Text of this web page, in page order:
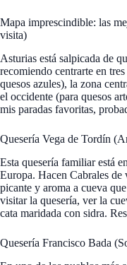
Mapa imprescindible: las
visita)
Asturias está salpicada de
recomiendo centrarte en
quesos azules), la zona
el occidente (para quesos
mis paradas favoritas,
Quesería Vega de Tordín
Esta quesería familiar está
Europa. Hacen Cabrales de
picante y aroma a cueva
visitar la quesería, ver la
cata maridada con sidra.
Quesería Francisco Bada